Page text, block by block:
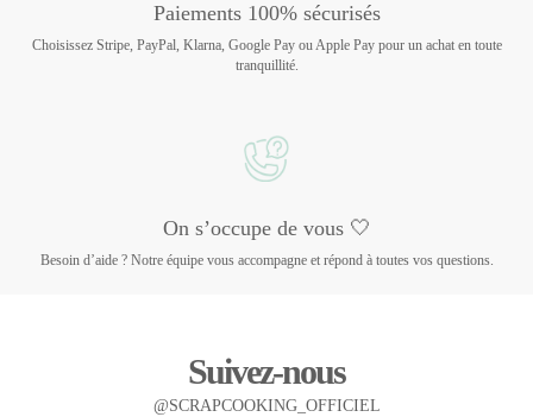
Paiements 100% sécurisés
Choisissez Stripe, PayPal, Klarna, Google Pay ou Apple Pay pour un achat en toute
tranquillité.
On s’occupe de vous 🤍
Besoin d’aide ? Notre équipe vous accompagne et répond à toutes vos questions.
Suivez-nous
@SCRAPCOOKING_OFFICIEL